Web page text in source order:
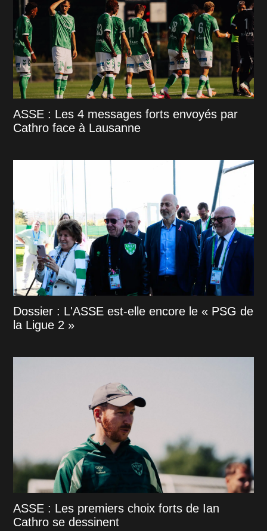
ASSE : Les 4 messages forts envoyés par
Cathro face à Lausanne
Dossier : L'ASSE est-elle encore le « PSG de
la Ligue 2 »
ASSE : Les premiers choix forts de Ian
Cathro se dessinent